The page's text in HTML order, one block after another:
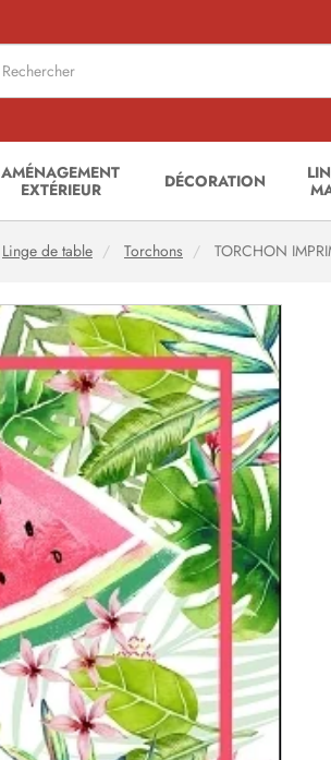
AMÉNAGEMENT
EXTÉRIEUR
DÉCORATION
Linge de table Torchons TORCHON